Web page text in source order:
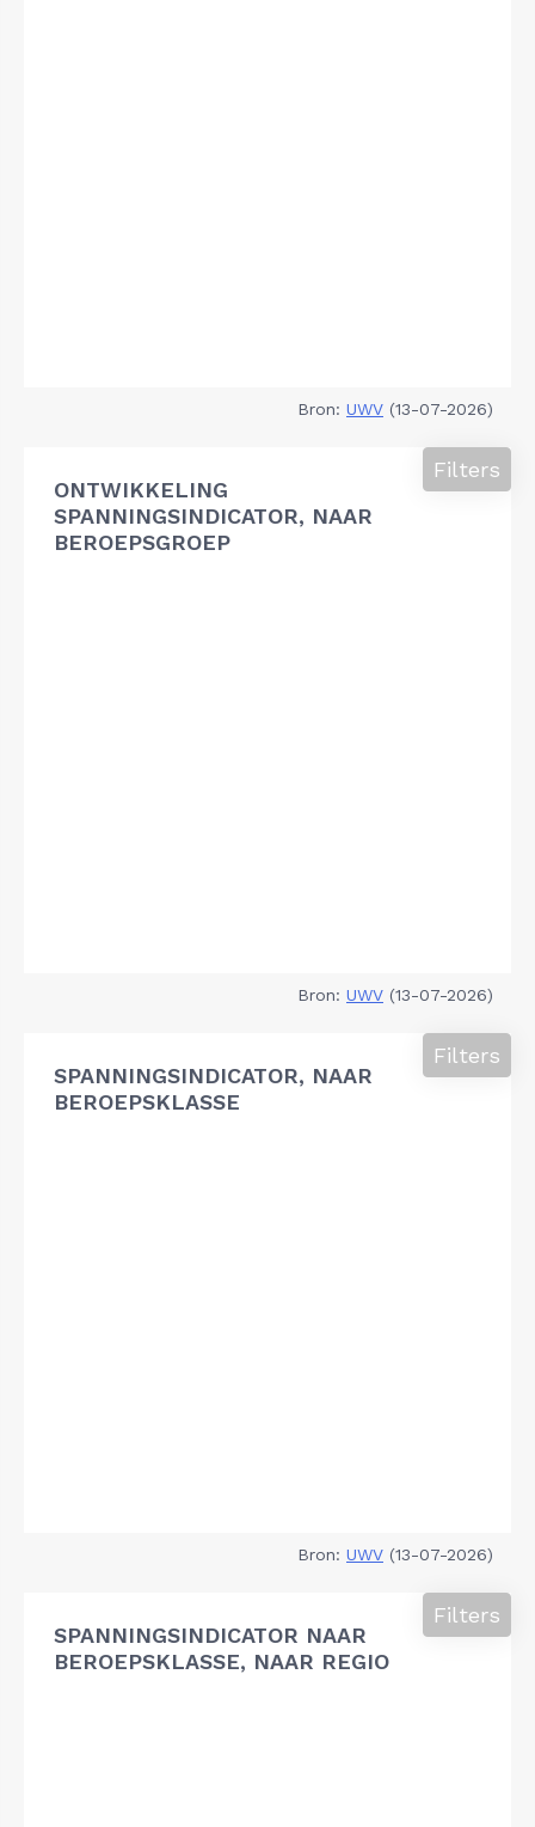
Bron: UWV (13-07-2026)
ONTWIKKELING
SPANNINGSINDICATOR, NAAR
BEROEPSGROEP
Filters
Bron: UWV (13-07-2026)
SPANNINGSINDICATOR, NAAR
BEROEPSKLASSE
Filters
Bron: UWV (13-07-2026)
SPANNINGSINDICATOR NAAR
BEROEPSKLASSE, NAAR REGIO
Filters